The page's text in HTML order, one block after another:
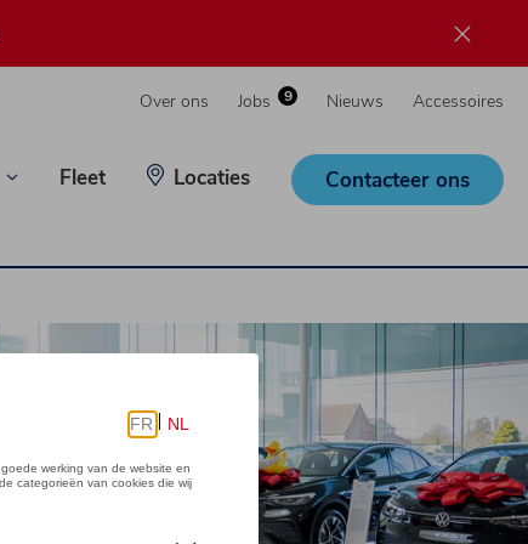
Over ons Jobs 9 Nieuws Accessoires
Fleet Locaties Contacteer ons